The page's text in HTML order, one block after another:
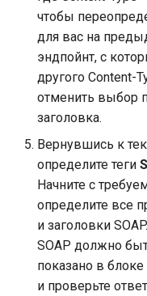
чтобы
для вас на
эндпойнт, с
другого Content-
отменить выбор
заголовка.
Вернувшись к
определите теги
Начните с
определите все
и заголовки
SOAP должно
показано в
и проверьте